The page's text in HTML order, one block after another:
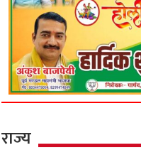
राज्य